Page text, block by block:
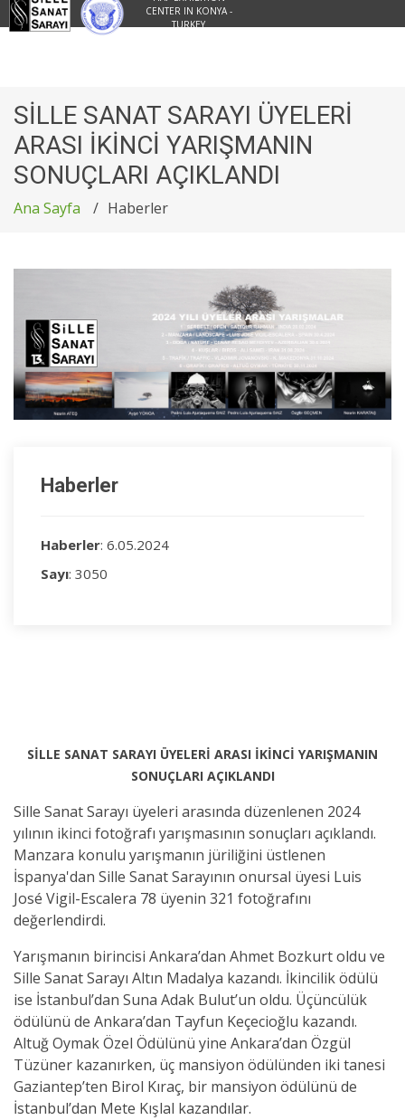
CENTER IN KONYA -
TURKEY
SİLLE SANAT SARAYI ÜYELERİ
ARASI İKİNCİ YARIŞMANIN
SONUÇLARI AÇIKLANDI
Ana Sayfa Haberler
Haberler
Haberler: 6.05.2024
Sayı: 3050
SİLLE SANAT SARAYI ÜYELERİ ARASI İKİNCİ YARIŞMANIN
SONUÇLARI AÇIKLANDI
Sille Sanat Sarayı üyeleri arasında düzenlenen 2024
yılının ikinci fotoğrafı yarışmasının sonuçları açıklandı.
Manzara konulu yarışmanın jüriliğini üstlenen
İspanya'dan Sille Sanat Sarayının onursal üyesi Luis
José Vigil-Escalera 78 üyenin 321 fotoğrafını
değerlendirdi.
Yarışmanın birincisi Ankara’dan Ahmet Bozkurt oldu ve
Sille Sanat Sarayı Altın Madalya kazandı. İkincilik ödülü
ise İstanbul’dan Suna Adak Bulut’un oldu. Üçüncülük
ödülünü de Ankara’dan Tayfun Keçecioğlu kazandı.
Altuğ Oymak Özel Ödülünü yine Ankara’dan Özgül
Tüzüner kazanırken, üç mansiyon ödülünden iki tanesi
Gaziantep’ten Birol Kıraç, bir mansiyon ödülünü de
İstanbul’dan Mete Kışlal kazandılar.